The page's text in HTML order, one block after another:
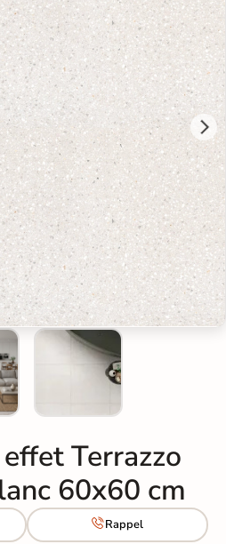
Terrazzo
60x60 cm
Rappel